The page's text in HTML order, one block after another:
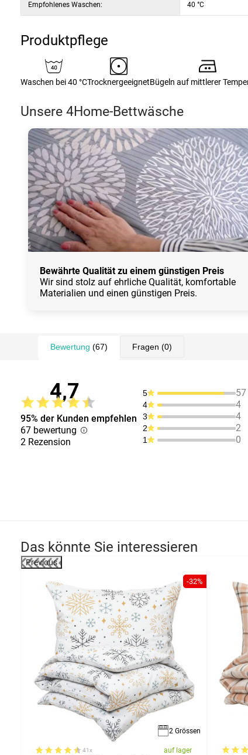
Empfohlenes Waschen: 40 °C
Produktpflege
Waschen bei 40 °CTrocknergeeignetBügeln auf mittlerer
Unsere 4Home-Bettwäsche
Bewährte Qualität zu einem günstigen Preis
Wir sind stolz auf ehrliche Qualität, komfortable
Materialien und einen günstigen Preis.
Bewertung (67) Fragen (0)
4,7
95% der Kunden empfehlen
67 bewertung
2 Rezension
5 57
4 4
3 4
2 2
1 0
Das könnte Sie interessieren
Previous
-32%
2 Grössen
41x auf lager